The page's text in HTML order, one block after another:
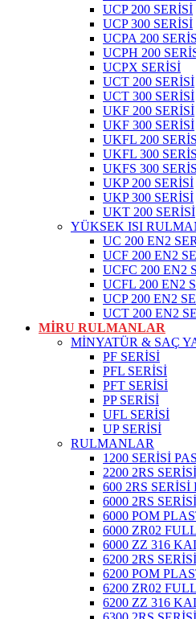
UCP 200 SERİSİ
UCP 300 SERİSİ
UCPA 200
UCPH 200
UCPX SERİSİ
UCT 200 SERİSİ
UCT 300 SERİSİ
UKF 200 SERİSİ
UKF 300 SERİSİ
UKFL 200
UKFL 300
UKFS 300
UKP 200 SERİSİ
UKP 300 SERİSİ
UKT 200 SERİSİ
YÜKSEK ISI
UC 200 EN2
UCF 200 EN2
UCFC 200 EN2
UCFL 200 EN2
UCP 200 EN2
UCT 200 EN2
MİRU RULMANLAR
MİNYATÜR & SAÇ
PF SERİSİ
PFL SERİSİ
PFT SERİSİ
PP SERİSİ
UFL SERİSİ
UP SERİSİ
RULMANLAR
1200 SERİSİ
2200 2RS
600 2RS
6000 2RS
6000 POM
6000 ZR02
6000 ZZ 316
6200 2RS
6200 POM
6200 ZR02
6200 ZZ 316